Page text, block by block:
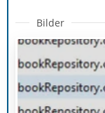
Bilder